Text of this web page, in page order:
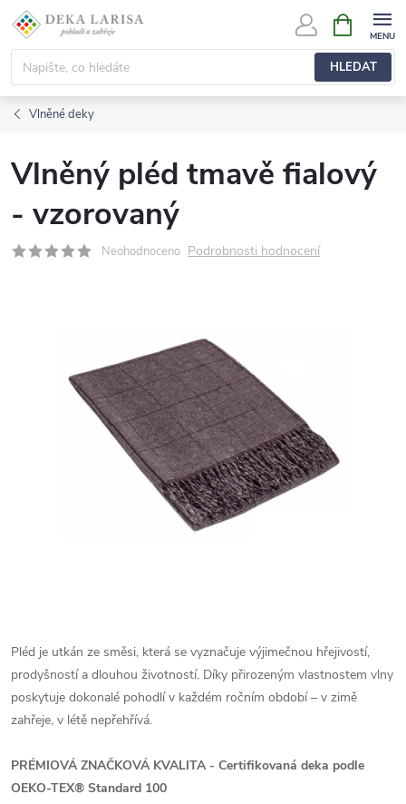
Přejít
obsah
HLEDAT
NÁKUPNÍ
KOŠÍK
Vlněné deky
Vlněný pléd tmavě fialový
- vzorovaný
Neohodnoceno Podrobnosti hodnocení
Pléd je utkán ze směsi, která se vyznačuje výjimečnou hřejivostí,
prodyšností a dlouhou životností. Díky přirozeným vlastnostem vlny
poskytuje dokonalé pohodlí v každém ročním období – v zimě
zahřeje, v létě nepřehřívá.
PRÉMIOVÁ ZNAČKOVÁ KVALITA - Certifikovaná deka podle
OEKO-TEX® Standard 100